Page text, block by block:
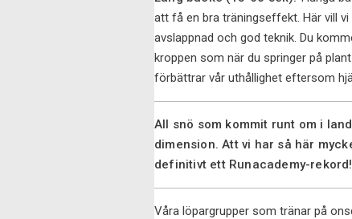
att få en bra träningseffekt. Här vill
avslappnad och god teknik. Du
kroppen som när du springer på
förbättrar vår uthållighet eftersom
All snö som kommit runt om i
dimension. Att vi har så här
definitivt ett Runacademy-rekord!
Våra löpargrupper som tränar på